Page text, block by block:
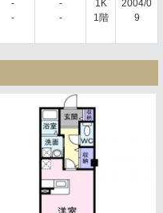
-
-
-
-
1K
1階
2004/0
9